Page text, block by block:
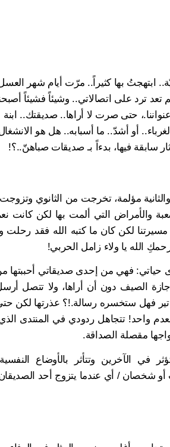
ابتهجتُ بها كثيراً.. مرّت أيام شهر
ترد على اتصالاتي.. وشيئاً فشيئاً
حتى صرت لا أراها.. صديقتك.. ابنة
أو أشدّ.. ما أسبابه.. هل هو
سابقة فيها، بدءاً بـ صديقات صباهنّ..؟!
مؤلمة، تخرجت من الثانوي
والأمراض التي ألمت بها لكن كانت
مسيرتنا لكن كان ما كتبه الله فقد رحلت
الله يا ولاء زامل الحربي!
حياتي: فهي من إحدى صديقاتي
الصيف دون أن أراها، ولا تتصل أرسل
فهل ستخسره رسالة.!؟ عذرتها لكن
واحد! تتجاهل ردودي في المنتدى
مقصلة الصداقة.
في الآخرين وتتأثر بالأوضاع
/ أي عندما يتزوج أحد الصديقان